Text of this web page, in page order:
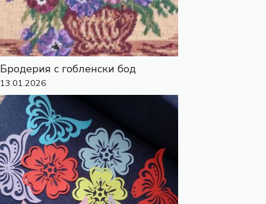
Бродерия с гобленски бод
13.01.2026